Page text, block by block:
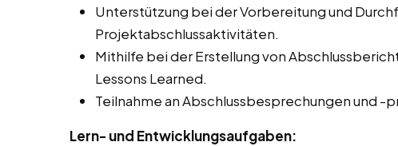
Unterstützung bei der Vorbereitung und
Projektabschlussaktivitäten.
Mithilfe bei der Erstellung von
Lessons Learned.
Teilnahme an Abschlussbesprechungen und -
Lern- und Entwicklungsaufgaben: